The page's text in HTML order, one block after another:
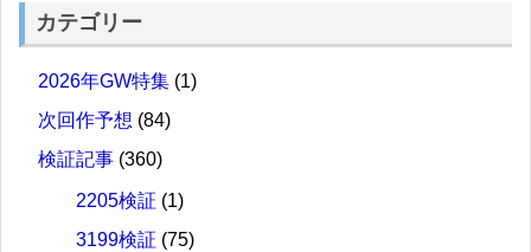
カテゴリー
2026年GW特集 (1)
次回作予想 (84)
検証記事 (360)
2205検証 (1)
3199検証 (75)